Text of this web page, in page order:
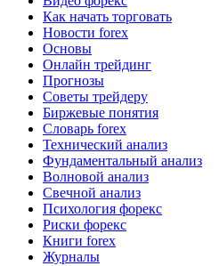
Как начать торговать
Новости forex
Основы
Онлайн трейдинг
Прогнозы
Советы трейдеру
Биржевые понятия
Словарь forex
Технический анализ
Фундаментальный анализ
Волновой анализ
Свечной анализ
Психология форекс
Риски форекс
Книги forex
Журналы